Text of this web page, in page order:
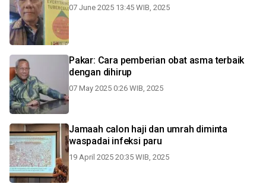
07 June 2025 13:45 WIB, 2025
Pakar: Cara pemberian obat asma terbaik
dengan dihirup
07 May 2025 0:26 WIB, 2025
Jamaah calon haji dan umrah diminta
waspadai infeksi paru
19 April 2025 20:35 WIB, 2025